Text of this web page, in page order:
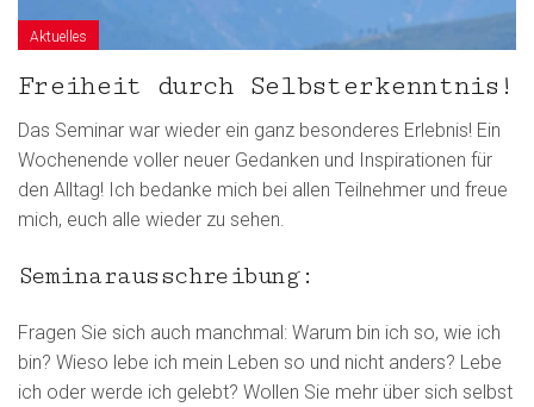
Aktuelles
Freiheit durch Selbsterkenntnis!
Das Seminar war wieder ein ganz besonderes Erlebnis! Ein
Wochenende voller neuer Gedanken und Inspirationen für
den Alltag! Ich bedanke mich bei allen Teilnehmer und freue
mich, euch alle wieder zu sehen.
Seminarausschreibung:
Fragen Sie sich auch manchmal: Warum bin ich so, wie ich
bin? Wieso lebe ich mein Leben so und nicht anders? Lebe
ich oder werde ich gelebt? Wollen Sie mehr über sich selbst